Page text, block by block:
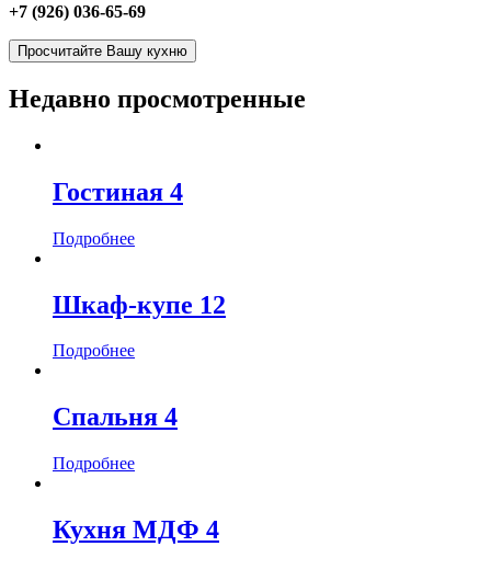
+7 (926) 036-65-69
Просчитайте Вашу кухню
Недавно просмотренные
Гостиная 4
Подробнее
Шкаф-купе 12
Подробнее
Спальня 4
Подробнее
Кухня МДФ 4